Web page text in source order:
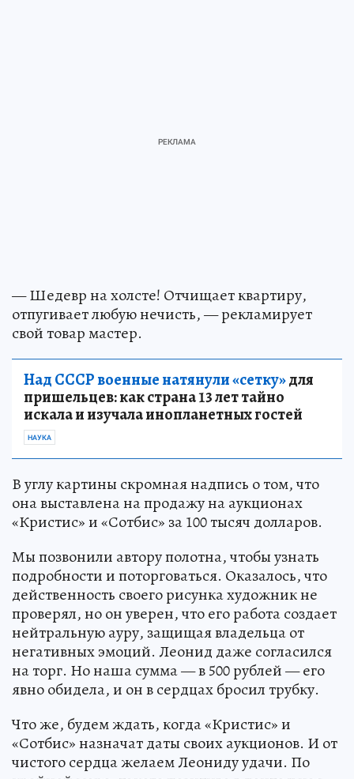
— Шедевр на холсте! Отчищает квартиру,
отпугивает любую нечисть, — рекламирует
свой товар мастер.
Над СССР военные натянули «сетку»для
пришельцев: как страна 13 лет тайно
искала и изучала инопланетных гостей
НАУКА
В углу картины скромная надпись о том, что
она выставлена на продажу на аукционах
«Кристис» и «Сотбис» за 100 тысяч долларов.
Мы позвонили автору полотна, чтобы узнать
подробности и поторговаться. Оказалось, что
действенность своего рисунка художник не
проверял, но он уверен, что его работа создает
нейтральную ауру, защищая владельца от
негативных эмоций. Леонид даже согласился
на торг. Но наша сумма — в 500 рублей — его
явно обидела, и он в сердцах бросил трубку.
Что же, будем ждать, когда «Кристис» и
«Сотбис» назначат даты своих аукционов. И от
чистого сердца желаем Леониду удачи. По